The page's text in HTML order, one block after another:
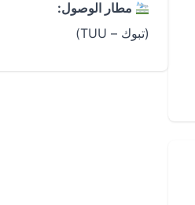
مطار الوصول:
(تبوك – TUU)